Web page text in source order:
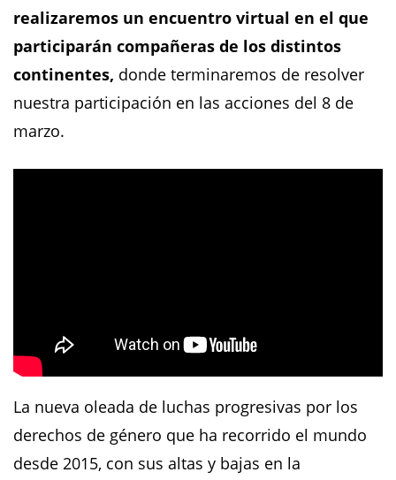
realizaremos un encuentro virtual en el que
participarán compañeras de los distintos
continentes, donde terminaremos de resolver
nuestra participación en las acciones del 8 de
marzo.
La nueva oleada de luchas progresivas por los
derechos de género que ha recorrido el mundo
desde 2015, con sus altas y bajas en la